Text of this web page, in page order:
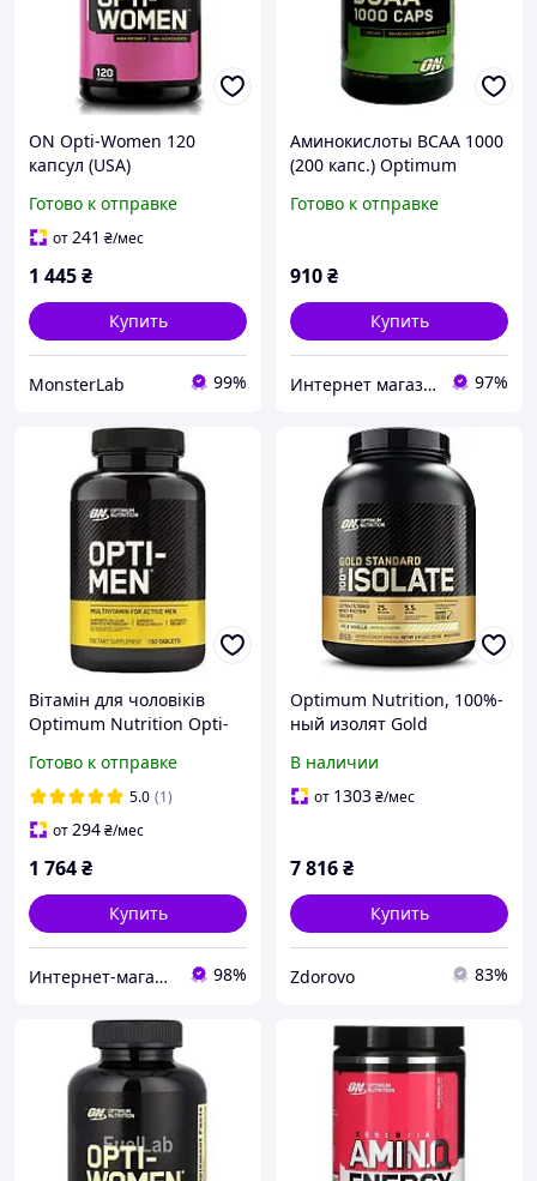
ON Opti-Women 120
капсул (USA)
Готово к отправке
от241 ₴/мес
1 445₴
Купить
MonsterLab 99%
Аминокислоты BCAA 1000
(200 капс.) Optimum
Готово к отправке
910₴
Купить
Интернет магазин "ATOM СПОРТ" 97%
Вітамін для чоловіків
Optimum Nutrition Opti-
сосудов, сердца, кожи,
печени, головного мозга
Готово к отправке
5.0 (1)
от294₴/мес
1 764₴
Купить
Интернет-магазин «SPORT MANIA» 98%
Optimum Nutrition, 100%-
ный изолят Gold
ваниль, 1,32 кг (2,91
фунта)
В наличии
от 1303₴/мес
7 816₴
Купить
Zdorovo 83%